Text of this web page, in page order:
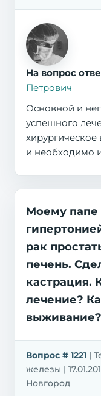
На вопрос
Петрович
Основной и
успешного
хирургическое
и необходимо
Моему папе
рак
печень.
кастрация.
лечение?
выживание?
Вопрос # 1221 |
железы |
Новгород